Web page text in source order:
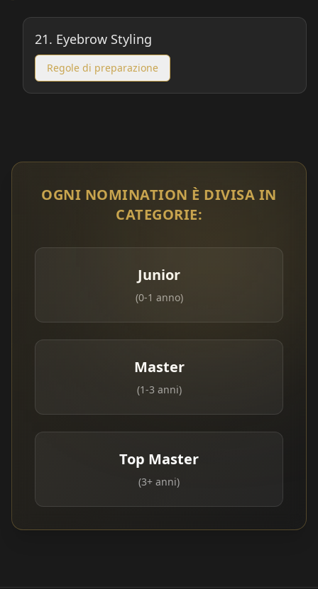
21. Eyebrow Styling
Regole di preparazione
OGNI NOMINATION È DIVISA IN
CATEGORIE:
Junior
(0-1 anno)
Master
(1-3 anni)
Top Master
(3+ anni)